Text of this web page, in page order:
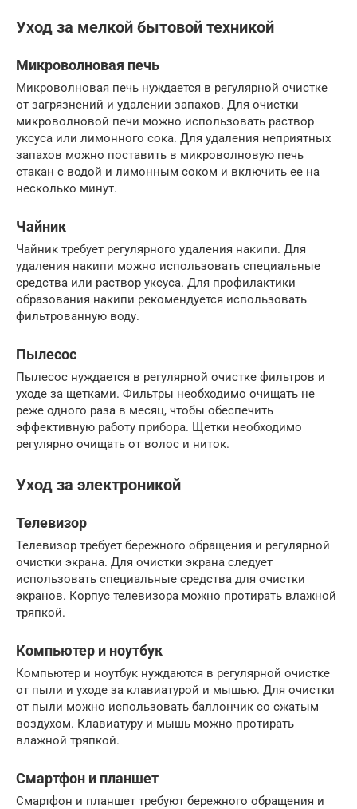
Уход за мелкой бытовой техникой
Микроволновая печь
Микроволновая печь нуждается в регулярной очистке
от загрязнений и удалении запахов. Для очистки
микроволновой печи можно использовать раствор
уксуса или лимонного сока. Для удаления неприятных
запахов можно поставить в микроволновую печь
стакан с водой и лимонным соком и включить ее на
несколько минут.
Чайник
Чайник требует регулярного удаления накипи. Для
удаления накипи можно использовать специальные
средства или раствор уксуса. Для профилактики
образования накипи рекомендуется использовать
фильтрованную воду.
Пылесос
Пылесос нуждается в регулярной очистке фильтров и
уходе за щетками. Фильтры необходимо очищать не
реже одного раза в месяц, чтобы обеспечить
эффективную работу прибора. Щетки необходимо
регулярно очищать от волос и ниток.
Уход за электроникой
Телевизор
Телевизор требует бережного обращения и регулярной
очистки экрана. Для очистки экрана следует
использовать специальные средства для очистки
экранов. Корпус телевизора можно протирать влажной
тряпкой.
Компьютер и ноутбук
Компьютер и ноутбук нуждаются в регулярной очистке
от пыли и уходе за клавиатурой и мышью. Для очистки
от пыли можно использовать баллончик со сжатым
воздухом. Клавиатуру и мышь можно протирать
влажной тряпкой.
Смартфон и планшет
Смартфон и планшет требуют бережного обращения и